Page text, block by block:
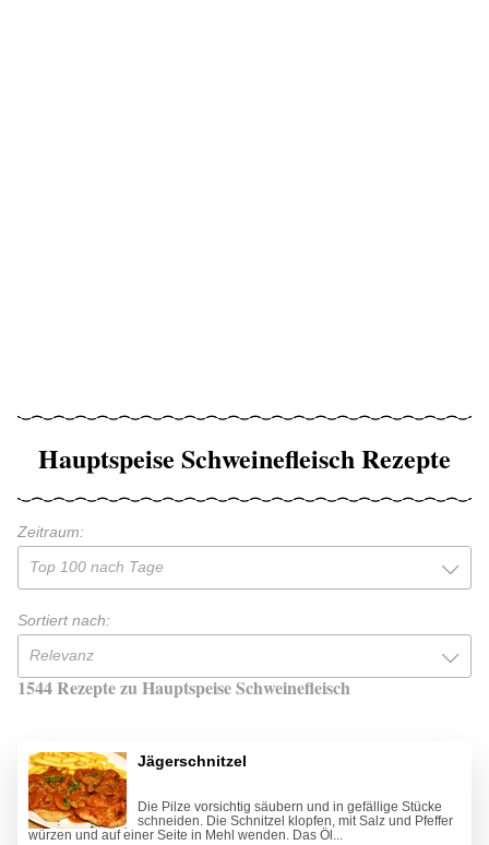
Hauptspeise Schweinefleisch Rezepte
Zeitraum:
Top 100 nach Tage
Sortiert nach:
Relevanz
1544 Rezepte zu Hauptspeise Schweinefleisch
Jägerschnitzel
Die Pilze vorsichtig säubern und in gefällige Stücke
schneiden. Die Schnitzel klopfen, mit Salz und Pfeffer
würzen und auf einer Seite in Mehl wenden. Das Öl...